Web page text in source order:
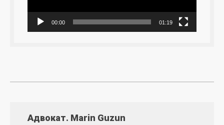
00:00 01:19
Адвокат. Marin Guzun